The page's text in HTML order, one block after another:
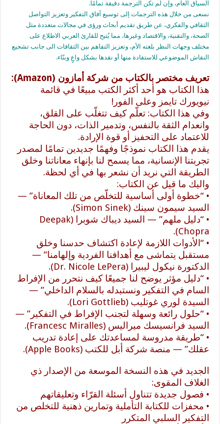
السياق العام، وإن لم تكن الترجمة دقيقة تمامًا.
نسعى من خلال هذه الترجمات إلى توسيع آفاق التفكير وتعزيز التواصل
الثقافي والفكري، عن طريق تقديم أبحاث ورؤى في مجالات متعددة مثل
الصحة، والتقنية، والاقتصاد وغيرها، مما يُتيح للقارئ العربي الاطلاع على
مختلف وجهات النظر بلغته الأم، وتعزيز التفاهم بين الثقافات الى جانب تشجيع
النقاش الموضوعي للاستفادة منها أو نقدها بشكل واعٍ وبنّاء.
تعريف مختصر بالكتاب من شركة أمازون (Amazon):
هذا الكتاب هو أحد أكثر الكتب مبيعًا في قائمة
نيويورك تايمز وعلى الفور!
وفي هذا الكتاب: تعلّم كيف تتغلّب على القلق،
وانعدام الثقة بالنفس، وتدمير الذات، دون الحاجة
للاعتماد على التحفيز أو قوة الإرادة.
يقدم هذا الكتاب نموذجًا وفهمًا جديدين تمامًا لمصدر
تجربتنا الإنسانية، مما يسمح لنا بإنهاء معاناتنا وخلق
الطريقة التي نريد أن نشعر بها في أي لحظة.
واليك ما قيل عن الكتاب:
• “خطوة أولى أساسية للتخلّص من تلك المعاناة” —
السيد سيمون سينك (Simon Sinek).
• “دليل ملهم” — السيد ديباك شوبرا (Deepak
Chopra).
• “الأدوات اللازمة لإعادة اكتشاف حدسنا وخلق
مستقبل يتماشى مع أهدافنا الفردية وإلهامنا” —
الدكتورة نيكول ليبيرا (Dr. Nicole LePera).
• “دليل مؤثر يوضح لنا جميعًا كيف نتحرر من الإفراط
السام في التفكير ونستبدله بالسلام الداخلي” —
السيدة لوري غوتليب (Lori Gottlieb).
• “حلول رائعة وسهلة لتجنب الإفراط في التفكير” —
السيد فرانسيسك ميراليس (Francesc Miralles).
• “طريقة مدروسة لمساعدتك على إعادة تدريب
عقلك” — منصة شركة أبل للكتب (Apple Books).
الجديد في هذه النسخة الموسعة من الإصدار ذي
الغلاف المقوى:
• فصول جديدة تتناول أسئلة القرّاء وتعليقاتهم
• محفزات للكتابة التأملية وتمارين ذهنية للتخلص من
التفكير السلبي المتكرر